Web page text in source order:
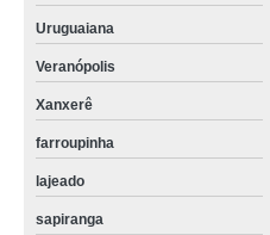
Uruguaiana
Veranópolis
Xanxerê
farroupinha
lajeado
sapiranga